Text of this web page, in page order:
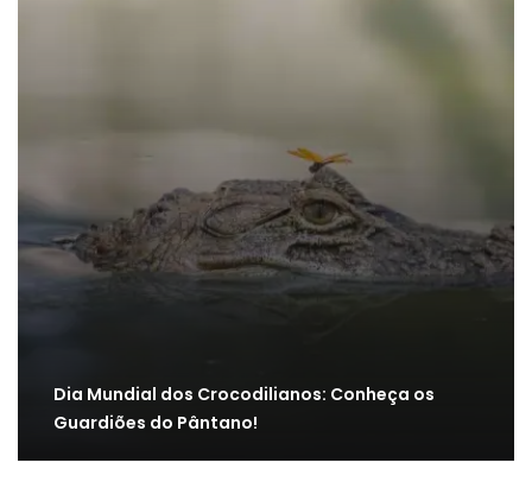
Dia Mundial dos Crocodilianos: Conheça os
Guardiões do Pântano!